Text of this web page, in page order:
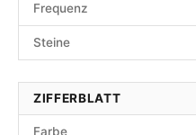
Frequenz
Steine
ZIFFERBLATT
Farbe